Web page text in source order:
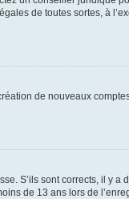
de toutes sortes, à
de nouveaux
S’ils sont corrects, il y a
de 13 ans lors de